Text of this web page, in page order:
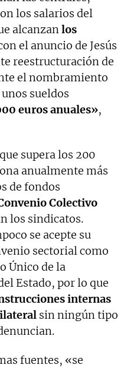
los salarios del
alcanzanlos
el anuncio de Jesús
reestructuración de
el nombramiento
sueldos
euros anuales»,
supera los 200
anualmente más
de fondos
Colectivo
los sindicatos.
se acepte su
sectorial como
Único de la
Estado, por lo que
internas
sin ningún tipo
fuentes, «se